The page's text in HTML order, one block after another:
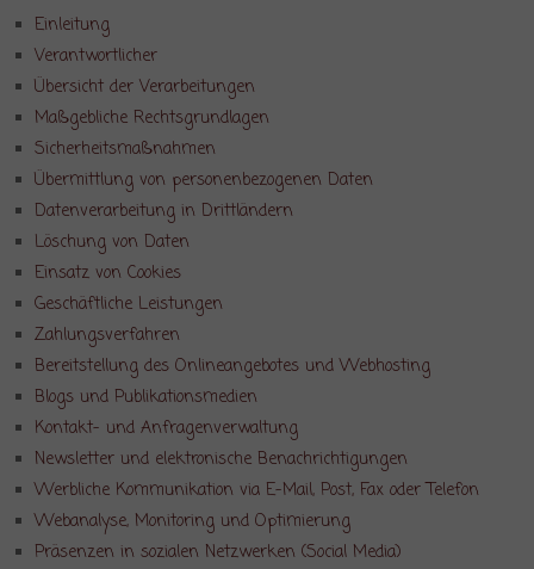
Einleitung
Verantwortlicher
Übersicht der Verarbeitungen
Maßgebliche Rechtsgrundlagen
Sicherheitsmaßnahmen
Übermittlung von personenbezogenen Daten
Datenverarbeitung in Drittländern
Löschung von Daten
Einsatz von Cookies
Geschäftliche Leistungen
Zahlungsverfahren
Bereitstellung des Onlineangebotes und Webhosting
Blogs und Publikationsmedien
Kontakt- und Anfragenverwaltung
Newsletter und elektronische Benachrichtigungen
Werbliche Kommunikation via E-Mail, Post, Fax oder Telefon
Webanalyse, Monitoring und Optimierung
Präsenzen in sozialen Netzwerken (Social Media)